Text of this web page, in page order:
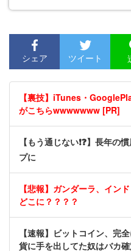
シェア ツイート
【裏技】iTunes・
がこちらwwwwwww [PR]
【もう通じない❗❓】長年
プに
【悲報】ガンダーラ、イン
どこに？？？？
【速報】ビットコイン、
貨に手を出してた奴はバカ